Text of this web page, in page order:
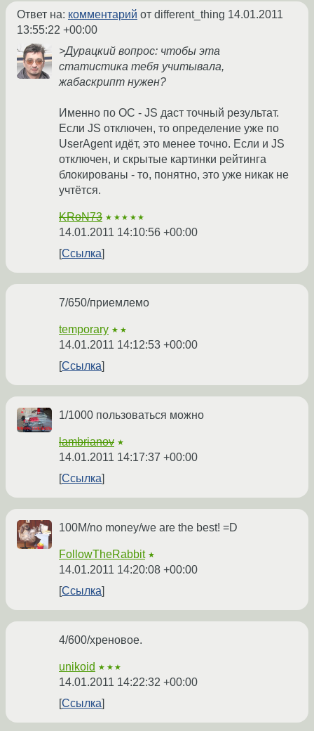
Ответ на: комментарий от different_thing 14.01.2011
13:55:22 +00:00
>Дурацкий вопрос: чтобы эта
статистика тебя учитывала,
жабаскрипт нужен?
Именно по ОС - JS даст точный результат.
Если JS отключен, то определение уже по
UserAgent идёт, это менее точно. Если и JS
отключен, и скрытые картинки рейтинга
блокированы - то, понятно, это уже никак не
учтётся.
KRoN73 ★★★★★
14.01.2011 14:10:56 +00:00
Ссылка
7/650/приемлемо
temporary ★★
14.01.2011 14:12:53 +00:00
Ссылка
1/1000 пользоваться можно
lambrianov ★
14.01.2011 14:17:37 +00:00
Ссылка
100M/no money/we are the best! =D
FollowTheRabbit ★
14.01.2011 14:20:08 +00:00
Ссылка
4/600/хреновое.
unikoid ★★★
14.01.2011 14:22:32 +00:00
Ссылка